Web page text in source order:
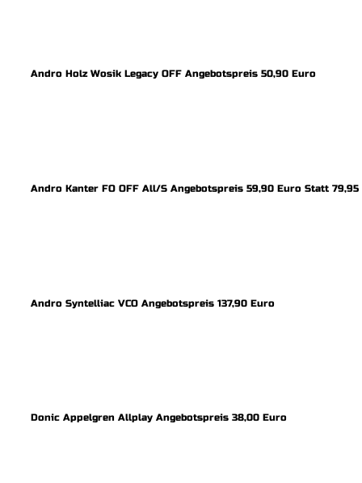
Andro Holz Wosik Legacy OFF Angebotspreis 50,90 Euro
Andro Kanter FO OFF All/S Angebotspreis 59,90 Euro Statt 79,95
Andro Syntelliac VCO Angebotspreis 137,90 Euro
Donic Appelgren Allplay Angebotspreis 38,00 Euro